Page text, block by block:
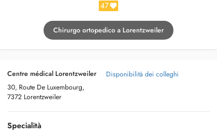
47
Chirurgo ortopedico a Lorentzweiler
Centre médical Lorentzweiler
30, Route De Luxembourg,
7372 Lorentzweiler
Disponibilità dei colleghi
Specialità